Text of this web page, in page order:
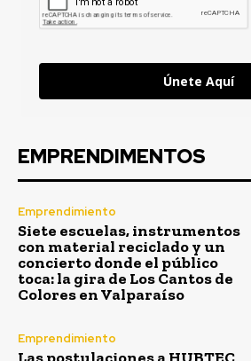
Únete Aquí
EMPRENDIMENTOS
Emprendimiento
Siete escuelas, instrumentos
con material reciclado y un
concierto donde el público
toca: la gira de Los Cantos de
Colores en Valparaíso
Emprendimiento